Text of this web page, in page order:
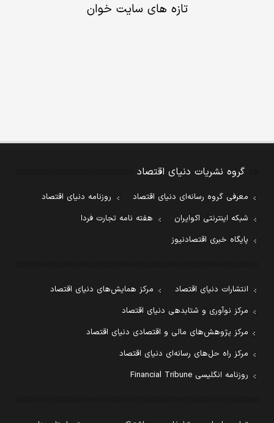
تازه های سایت خوان
گروه نشریات دنیای اقتصاد
معرفی گروه رسانه‌ای دنیای اقتصاد
روزنامه دنیای اقتصاد
شبکه اینترنتی اکوایران
هفته نامه تجارت فردا
پایگاه خبری اقتصادنیوز
انتشارات دنیای اقتصاد
مرکز همایش‌های دنیای اقتصاد
مرکز نوآوری و شتابدهی دنیای اقتصاد
مرکز پژوهش‌های مالی و اقتصادی دنیای اقتصاد
مرکز راه حل‌های رسانه‌ای دنیای اقتصاد
روزنامه انگلیسی Financial Tribune